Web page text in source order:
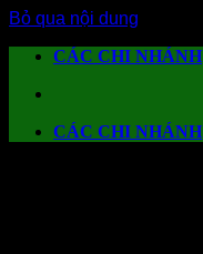
Bỏ qua nội dung
CÁC CHI NHÁNH
CÁC CHI NHÁNH